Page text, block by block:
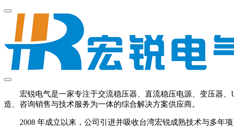
宏锐电气是一家专注于交流稳压器、直流稳压电源、变压器、
造、咨询销售与技术服务为一体的综合解决方案供应商。
2008 年成立以来，公司引进并吸收台湾宏锐成熟技术与多年项